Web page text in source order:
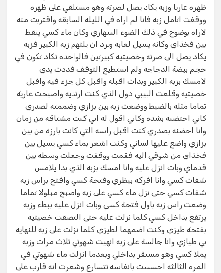
ظهره عاريا وزبه يكاد يصل لصرته وهو مستلقي على ظهره
ووقفت اتامل زبه فانا لم اراه في الليله السابقه واقتربت منه
لاراه بوضوح في ذلك الضوء السهاري وكان ماء كسي ينقط
بين فخذاي وكانه يسيل لعابه ويرد ان يلتهم زبه الكبير فزبه
يكاد يصل الى صرته وخصيتيه كبيرتين فالواحده تكاد تكون في
حجم بيضة الدجاجه ولم استطيع التوقف فددت يدي
لامسك بزبه الكبير وبدات اقبله واقبل كل جزء فيه واقبل
خصيتيه وقلعت البيبي دول الذي كنت ارتديه واصبحت عارية
تماما مثله بالضبط ووضعت زبه بين بزازي وضممته لصدري
كاني احتضنه بشده وكاني اقول له اني كنت مشتاقه من زمان
وانا احضنه بصدري كنت اقبل راسه التي كانت بارزة من بين
بزازي واضع عليها لساني وكنت اشعر بماء كسي يسيل بين
فخذاي من شوقي اليه فقمت ووقفت وجعلت وسطه بين
قدماي وبات انزل عليه وانا امسك بزبه الذي بدا يلامس
شفات كسي وانا افركه ببظري وفتحة كسي وافتح براس زبه
شفات كسي حتى نزل ماء كسي على زبه واصبح مبلولا تماما
وضعت راس زبه باول فتحة كسي وبات انزل عليه ببطء وزبه
يرتفع بداخل كسي كلما نزلت عليه حتى التصقت خصيتيه
بفتحة طيزي وكنت اضمهما لطيزي كلما نزلت على زبه للنهايه
بي طيازي وانا جالسة على زبه انهيت شهوتي ثلاث مرات وزبه
يملا كسي وهو مستقر بداخلي وبعدما انزلت ماء شهوتي في
المره الثالثه احسست بانفاسه تتسارع وشعرت انه قارب على